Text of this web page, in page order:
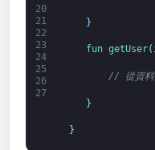
20
21
22
23
24
25
26
27
}
fun getUser(
// 從資料
}
}